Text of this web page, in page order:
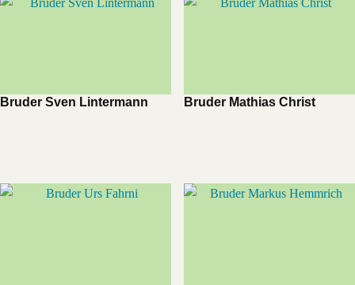
Bruder Sven Lintermann Bruder Mathias Christ